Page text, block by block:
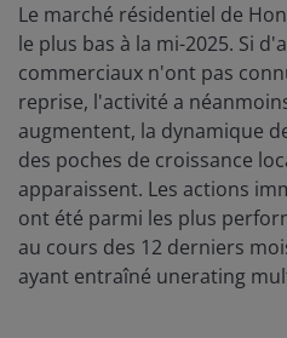
Le marché résidentiel de
le plus bas à la mi-2025. Si
commerciaux n'ont pas
reprise, l'activité a
augmentent, la dynamique
des poches de croissance
apparaissent. Les actions
ont été parmi les plus
au cours des 12 derniers
ayant entraîné unerating